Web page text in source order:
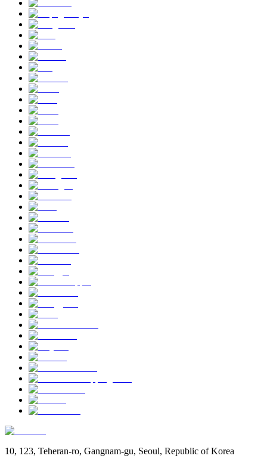
10, 123, Teheran-ro, Gangnam-gu, Seoul, Republic of Korea